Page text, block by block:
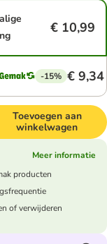
€ 10,99
-15% € 9,34
Toevoegen aan
winkelwagen
Meer informatie
producten
of verwijderen